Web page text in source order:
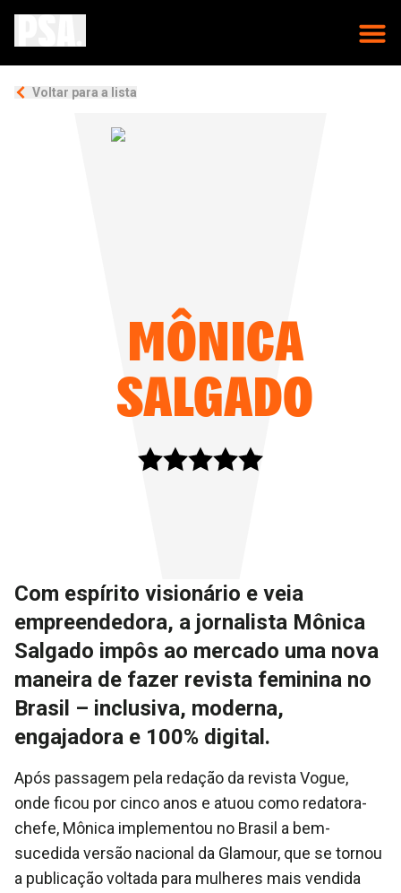
Voltar para a lista
MÔNICA
SALGADO
Com espírito visionário e veia
empreendedora, a jornalista Mônica
Salgado impôs ao mercado uma nova
maneira de fazer revista feminina no
Brasil – inclusiva, moderna,
engajadora e 100% digital.
Após passagem pela redação da revista Vogue,
onde ficou por cinco anos e atuou como redatora-
chefe, Mônica implementou no Brasil a bem-
sucedida versão nacional da Glamour, que se tornou
a publicação voltada para mulheres mais vendida